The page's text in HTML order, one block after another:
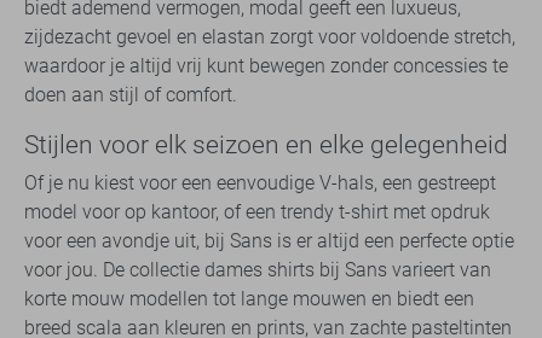
biedt ademend vermogen, modal geeft een luxueus,
zijdezacht gevoel en elastan zorgt voor voldoende stretch,
waardoor je altijd vrij kunt bewegen zonder concessies te
doen aan stijl of comfort.
Stijlen voor elk seizoen en elke gelegenheid
Of je nu kiest voor een eenvoudige V-hals, een gestreept
model voor op kantoor, of een trendy t-shirt met opdruk
voor een avondje uit, bij Sans is er altijd een perfecte optie
voor jou. De collectie dames shirts bij Sans varieert van
korte mouw modellen tot lange mouwen en biedt een
breed scala aan kleuren en prints, van zachte pasteltinten